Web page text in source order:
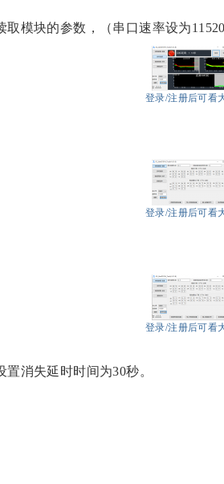
取模块的参数，（串口速率设为
登录/注册后可看
登录/注册后可看
登录/注册后可看
消失延时时间为30秒。